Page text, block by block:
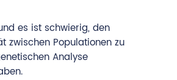
es ist schwierig, den
zwischen Populationen zu
Analyse